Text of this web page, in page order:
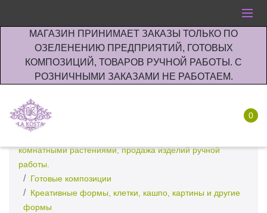
МАГАЗИН ПРИНИМАЕТ ЗАКАЗЫ ТОЛЬКО ПО
ОЗЕЛЕНЕНИЮ ПРЕДПРИЯТИЙ, ГОТОВЫХ
КОМПОЗИЦИЙ, ТОВАРОВ РУЧНОЙ РАБОТЫ. С
РОЗНИЧНЫМИ ЗАКАЗАМИ НЕ РАБОТАЕМ.
0
комнатными растениями, продажа изделий ручной
работы.
Готовые композиции
Креативные формы, клетки, кашпо, картины и другие
формы